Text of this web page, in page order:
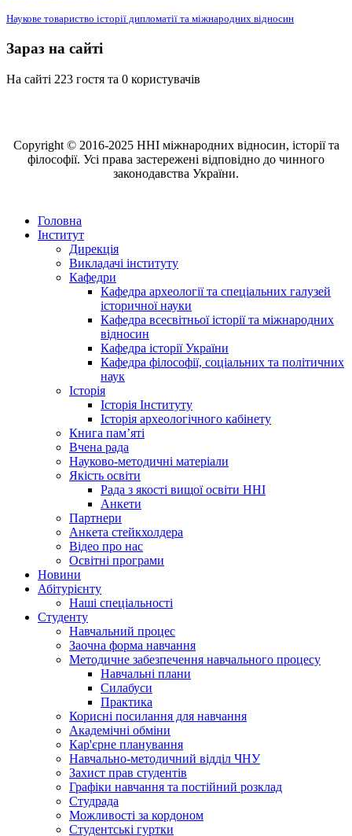
Наукове товариство історії дипломатії та міжнародних відносин
Зараз на сайті
На сайті 223 гостя та 0 користувачів
Copyright © 2016-2025 ННІ міжнародних відносин, історії та
філософії. Усі права застережені відповідно до чинного
законодавства України.
Головна
Інститут
Дирекція
Викладачі інституту
Кафедри
Кафедра археології та спеціальних галузей
історичної науки
Кафедра всесвітньої історії та міжнародних
відносин
Кафедра історії України
Кафедра філософії, соціальних та політичних
наук
Історія
Історія Інституту
Історія археологічного кабінету
Книга памʼяті
Вчена рада
Науково-методичні матеріали
Якість освіти
Рада з якості вищої освіти ННІ
Анкети
Партнери
Анкета стейкхолдера
Відео про нас
Освітні програми
Hовини
Абітурієнту
Наші спеціальності
Студенту
Навчальний процес
Заочна форма навчання
Методичне забезпечення навчального процесу
Навчальні плани
Силабуси
Практика
Корисні посилання для навчання
Академічні обміни
Кар'єрне планування
Навчально-методичний відділ ЧНУ
Захист прав студентів
Графіки навчання та постійний розклад
Студрада
Можливості за кордоном
Студентські гуртки